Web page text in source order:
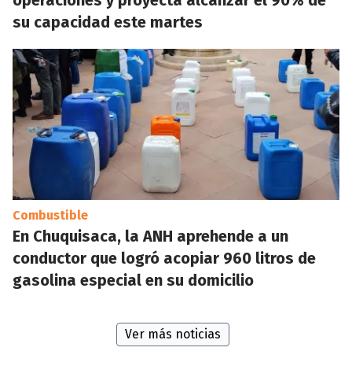
su capacidad este martes
Combustible
En Chuquisaca, la ANH aprehende a un
conductor que logró acopiar 960 litros de
gasolina especial en su domicilio
Ver más noticias